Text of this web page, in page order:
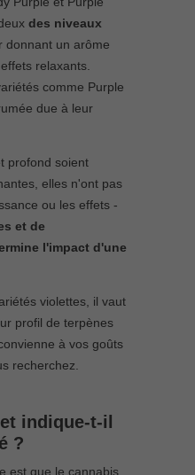
des niveaux
donnant un arôme
relaxants.
comme Purple
due à leur
profond soient
elles n'ont pas
ou les effets -
et de
l'impact d'une
violettes, il vaut
profil de terpènes
à vos goûts
recherchez.
indique-t-il
?
est que le cannabis